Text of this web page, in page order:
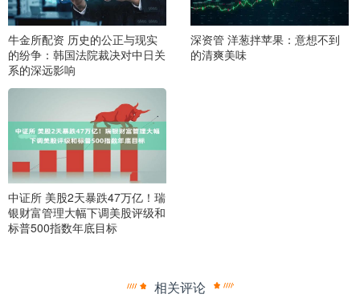
牛金所配资 历史的公正与现实
的纷争：韩国法院裁决对中日关
系的深远影响
深资管 洋葱拌苹果：意想不到
的清爽美味
中证所 美股2天暴跌47万亿！瑞
银财富管理大幅下调美股评级和
标普500指数年底目标
相关评论